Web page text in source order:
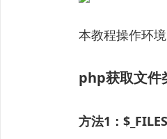
本教程操作环
php获取文件
方法1：$_FILES